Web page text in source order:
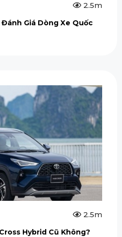
2.5m
Giá Dòng Xe Quốc
2.5m
Hybrid Cũ Không?